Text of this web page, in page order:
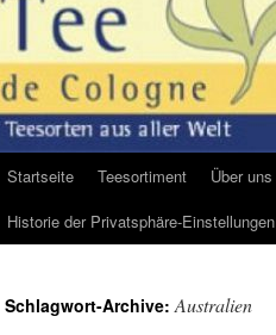
Zum
Inhalt
Startseite Teesortiment Über uns
Historie der Privatsphäre-Einstellungen
Schlagwort-Archive:Australien